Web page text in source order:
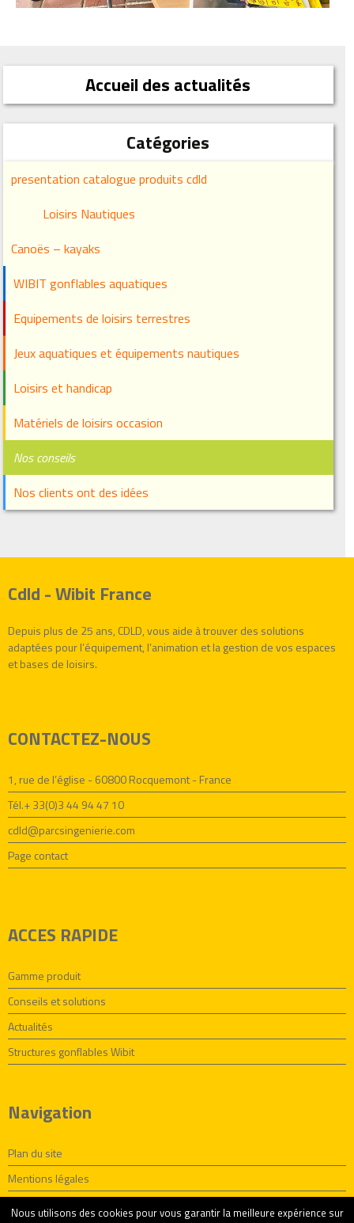
Accueil des actualités
Catégories
presentation catalogue produits cdld
Loisirs Nautiques
Canoës – kayaks
WIBIT gonflables aquatiques
Equipements de loisirs terrestres
Jeux aquatiques et équipements nautiques
Loisirs et handicap
Matériels de loisirs occasion
Nos conseils
Nos clients ont des idées
Cdld - Wibit France
Depuis plus de 25 ans, CDLD, vous aide à trouver des solutions
adaptées pour l’équipement, l’animation et la gestion de vos espaces
et bases de loisirs.
CONTACTEZ-NOUS
1, rue de l’église - 60800 Rocquemont - France
Tél.+ 33(0)3 44 94 47 10
cdld@parcsingenierie.com
Page contact
ACCES RAPIDE
Gamme produit
Conseils et solutions
Actualités
Structures gonflables Wibit
Navigation
Plan du site
Mentions légales
Nous utilisons des cookies pour vous garantir la meilleure expérience sur